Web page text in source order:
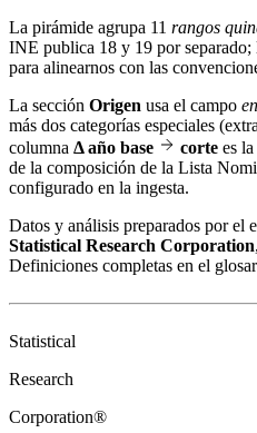
La pirámide agrupa 11 rangos
INE publica 18 y 19 por separado;
para alinearnos con las
La sección Origen usa el campo
más dos categorías especiales
columna Δ año base corte es
de la composición de la Lista
configurado en la ingesta.
Datos y análisis preparados por el
Statistical Research Corporation
Definiciones completas en el
Statistical
Research
Corporation®